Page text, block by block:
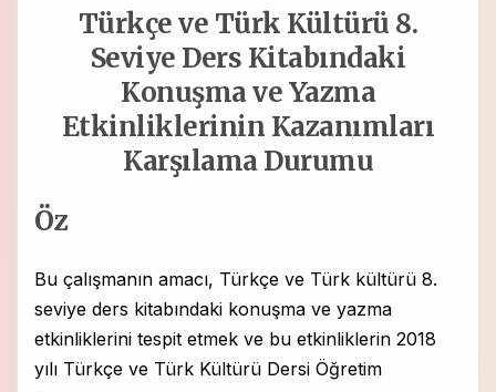
Türkçe ve Türk Kültürü 8.
Seviye Ders Kitabındaki
Konuşma ve Yazma
Etkinliklerinin Kazanımları
Karşılama Durumu
Öz
Bu çalışmanın amacı, Türkçe ve Türk kültürü 8.
seviye ders kitabındaki konuşma ve yazma
etkinliklerini tespit etmek ve bu etkinliklerin 2018
yılı Türkçe ve Türk Kültürü Dersi Öğretim